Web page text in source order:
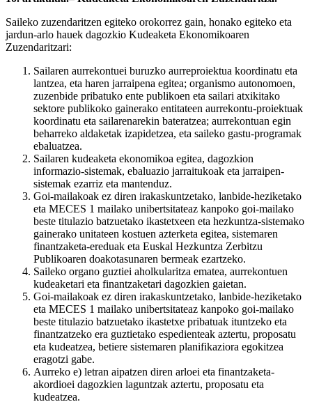
Saileko zuzendaritzen egiteko orokorrez gain, honako egiteko eta
jardun-arlo hauek dagozkio Kudeaketa Ekonomikoaren
Zuzendaritzari:
Sailaren aurrekontuei buruzko aurreproiektua koordinatu eta
lantzea, eta haren jarraipena egitea; organismo autonomoen,
zuzenbide pribatuko ente publikoen eta sailari atxikitako
sektore publikoko gainerako entitateen aurrekontu-proiektuak
koordinatu eta sailarenarekin bateratzea; aurrekontuan egin
beharreko aldaketak izapidetzea, eta saileko gastu-programak
ebaluatzea.
Sailaren kudeaketa ekonomikoa egitea, dagozkion
informazio-sistemak, ebaluazio jarraitukoak eta jarraipen-
sistemak ezarriz eta mantenduz.
Goi-mailakoak ez diren irakaskuntzetako, lanbide-heziketako
eta MECES 1 mailako unibertsitateaz kanpoko goi-mailako
beste titulazio batzuetako ikastetxeen eta hezkuntza-sistemako
gainerako unitateen kostuen azterketa egitea, sistemaren
finantzaketa-ereduak eta Euskal Hezkuntza Zerbitzu
Publikoaren doakotasunaren bermeak ezartzeko.
Saileko organo guztiei aholkularitza ematea, aurrekontuen
kudeaketari eta finantzaketari dagozkien gaietan.
Goi-mailakoak ez diren irakaskuntzetako, lanbide-heziketako
eta MECES 1 mailako unibertsitateaz kanpoko goi-mailako
beste titulazio batzuetako ikastetxe pribatuak ituntzeko eta
finantzatzeko era guztietako espedienteak aztertu, proposatu
eta kudeatzea, betiere sistemaren planifikaziora egokitzea
eragotzi gabe.
Aurreko e) letran aipatzen diren arloei eta finantzaketa-
akordioei dagozkien laguntzak aztertu, proposatu eta
kudeatzea.